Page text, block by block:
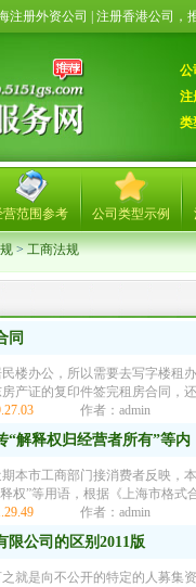
注册外资公司 | 注册香港公司，
公
注
类
营范围参考 公司类型示例
>工商法规
同
楼办公，所以需要去写字楼租
产证的复印件签完租房合同，
作者：admin
“解释权归经营者所有”等内
本市工商部门接消费者反映，
权”等用语，根据《上海市格
作者：admin
限公司的区别2011版
就是向不公开的特定的人募集